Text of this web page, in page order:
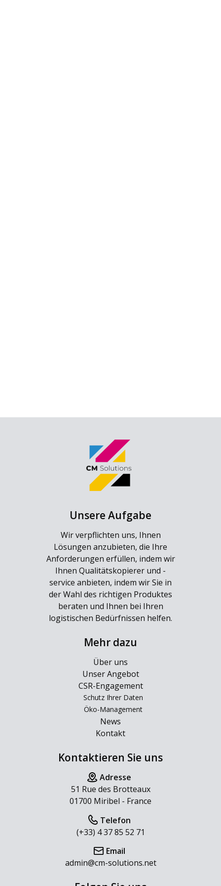
Unsere Aufgabe
Wir verpflichten uns, Ihnen
Lösungen anzubieten, die Ihre
Anforderungen erfüllen, indem wir
Ihnen Qualitätskopierer und -
service anbieten, indem wir Sie in
der Wahl des richtigen Produktes
beraten und Ihnen bei Ihren
logistischen Bedürfnissen helfen.
Mehr dazu
Über uns
Unser Angebot
CSR-Engagement
Schutz Ihrer Daten
Öko-Management
News
Kontakt
Kontaktieren Sie uns
Adresse
51 Rue des Brotteaux
01700 Miribel - France
Telefon
(+33) 4 37 85 52 71
Email
admin@cm-solutions.net